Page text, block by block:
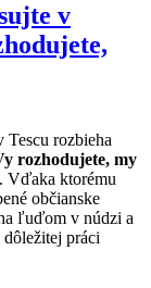
v
Tescu rozbieha
rozhodujete, my
Vďaka ktorému
občianske
ľuďom v núdzi a
práci